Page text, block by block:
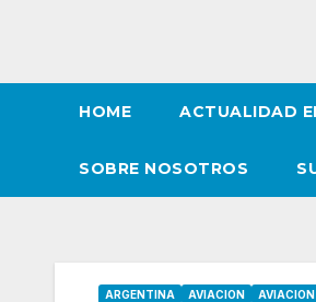
HOME ACTUALIDAD
SOBRE NOSOTROS
ARGENTINA AVIACION